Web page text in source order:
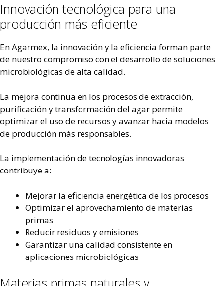
Innovación tecnológica para una
producción más eficiente
En Agarmex, la innovación y la eficiencia forman parte
de nuestro compromiso con el desarrollo de soluciones
microbiológicas de alta calidad.
La mejora continua en los procesos de extracción,
purificación y transformación del agar permite
optimizar el uso de recursos y avanzar hacia modelos
de producción más responsables.
La implementación de tecnologías innovadoras
contribuye a:
Mejorar la eficiencia energética de los procesos
Optimizar el aprovechamiento de materias
primas
Reducir residuos y emisiones
Garantizar una calidad consistente en
aplicaciones microbiológicas